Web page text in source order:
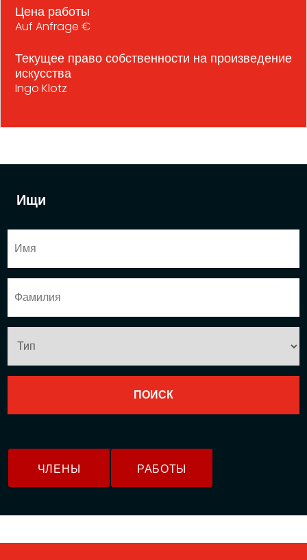
Ищи
ЧЛЕНЫ РАБОТЫ
Цена работы
Auf Anfrage €
Текущее право собственности на произведение
искусства
Ingo Klotz